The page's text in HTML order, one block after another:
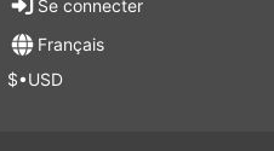
Se connecter
Français
$•USD